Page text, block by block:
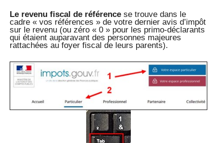
Le revenu fiscal de référence se trouve dans le
cadre « vos références » de votre dernier avis d’impôt
sur le revenu (ou zéro « 0 » pour les primo-déclarants
qui étaient auparavant des personnes majeures
rattachées au foyer fiscal de leurs parents).